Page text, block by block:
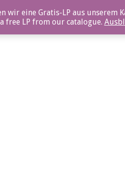
eine Gratis-LP aus
free LP from our catalogue.